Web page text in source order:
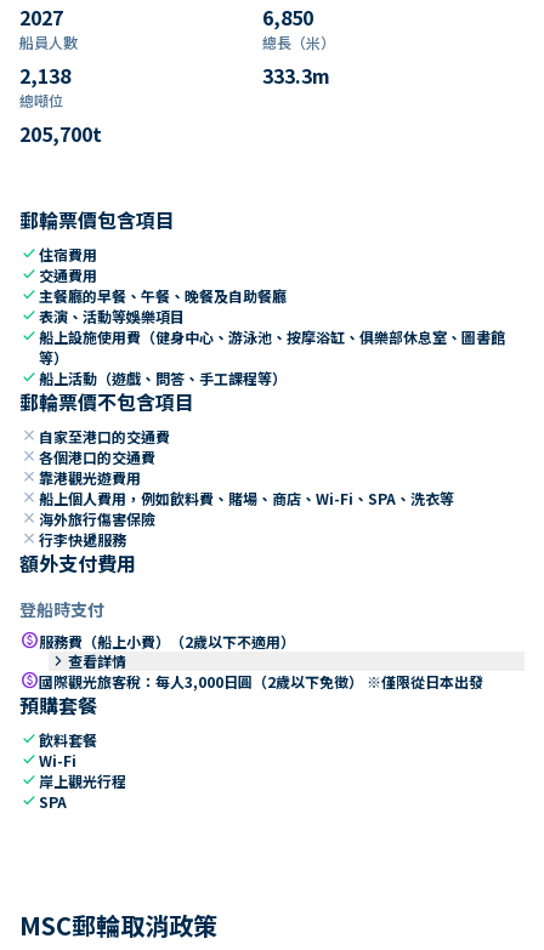
2027 6,850
船員人數
2,138
總長（米）
333.3m
總噸位
205,700t
郵輪票價包含項目
check住宿費用
check 交通費用
check 主餐廳的早餐、午餐、晚餐及自助餐廳
check表演、活動等娛樂項目
check船上設施使用費（健身中心、游泳池、按摩浴缸、俱樂部休息室、圖書館
等）
check船上活動（遊戲、問答、手工課程等）
郵輪票價不包含項目
close 自家至港口的交通費
close 各個港口的交通費
close 靠港觀光遊費用
close 船上個人費用，例如飲料費、賭場、商店、Wi-Fi、SPA、洗衣等
close 海外旅行傷害保險
close 行李快遞服務
額外支付費用
登船時支付
paid服務費（船上小費）（2歲以下不適用）
keyboard_arrow_right 查看詳情
paid國際觀光旅客稅：每人3,000日圓（2歲以下免徵） ※僅限從日本出發
預購套餐
check飲料套餐
checkWi-Fi
check 岸上觀光行程
checkSPA
MSC郵輪取消政策